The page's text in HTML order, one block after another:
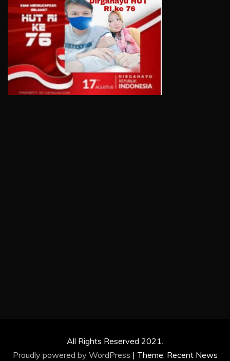
All Rights Reserved 2021.
Proudly powered by WordPress|Theme: Recent News
byCandid Themes.